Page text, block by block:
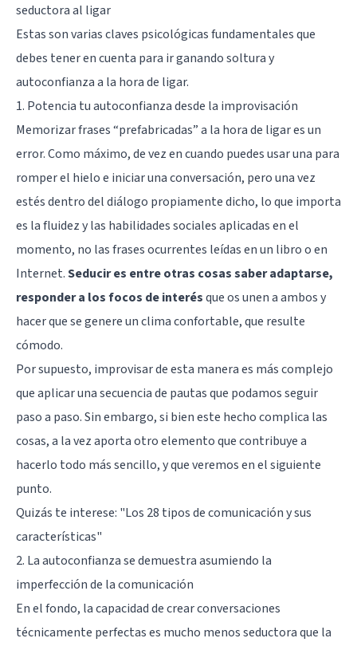
seductora al ligar
Estas son varias claves psicológicas fundamentales que
debes tener en cuenta para ir ganando soltura y
autoconfianza a la hora de ligar.
1. Potencia tu autoconfianza desde la improvisación
Memorizar frases “prefabricadas” a la hora de ligar es un
error. Como máximo, de vez en cuando puedes usar una para
romper el hielo e iniciar una conversación, pero una vez
estés dentro del diálogo propiamente dicho, lo que importa
es la fluidez y las habilidades sociales aplicadas en el
momento, no las frases ocurrentes leídas en un libro o en
Internet.Seducir es entre otras cosas saber adaptarse,
responder a los focos de interésque os unen a ambos y
hacer que se genere un clima confortable, que resulte
cómodo.
Por supuesto, improvisar de esta manera es más complejo
que aplicar una secuencia de pautas que podamos seguir
paso a paso. Sin embargo, si bien este hecho complica las
cosas, a la vez aporta otro elemento que contribuye a
hacerlo todo más sencillo, y que veremos en el siguiente
punto.
Quizás te interese: "Los 28 tipos de comunicación y sus
características"
2. La autoconfianza se demuestra asumiendo la
imperfección de la comunicación
En el fondo, la capacidad de crear conversaciones
técnicamente perfectas es mucho menos seductora que la